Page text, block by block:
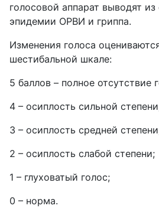
голосовой аппарат выводят
эпидемии ОРВИ и гриппа.
Изменения голоса
шестибальной шкале:
5 баллов – полное отсутствие
4 – осиплость сильной
3 – осиплость средней
2 – осиплость слабой степени;
1 – глуховатый голос;
0 – норма.